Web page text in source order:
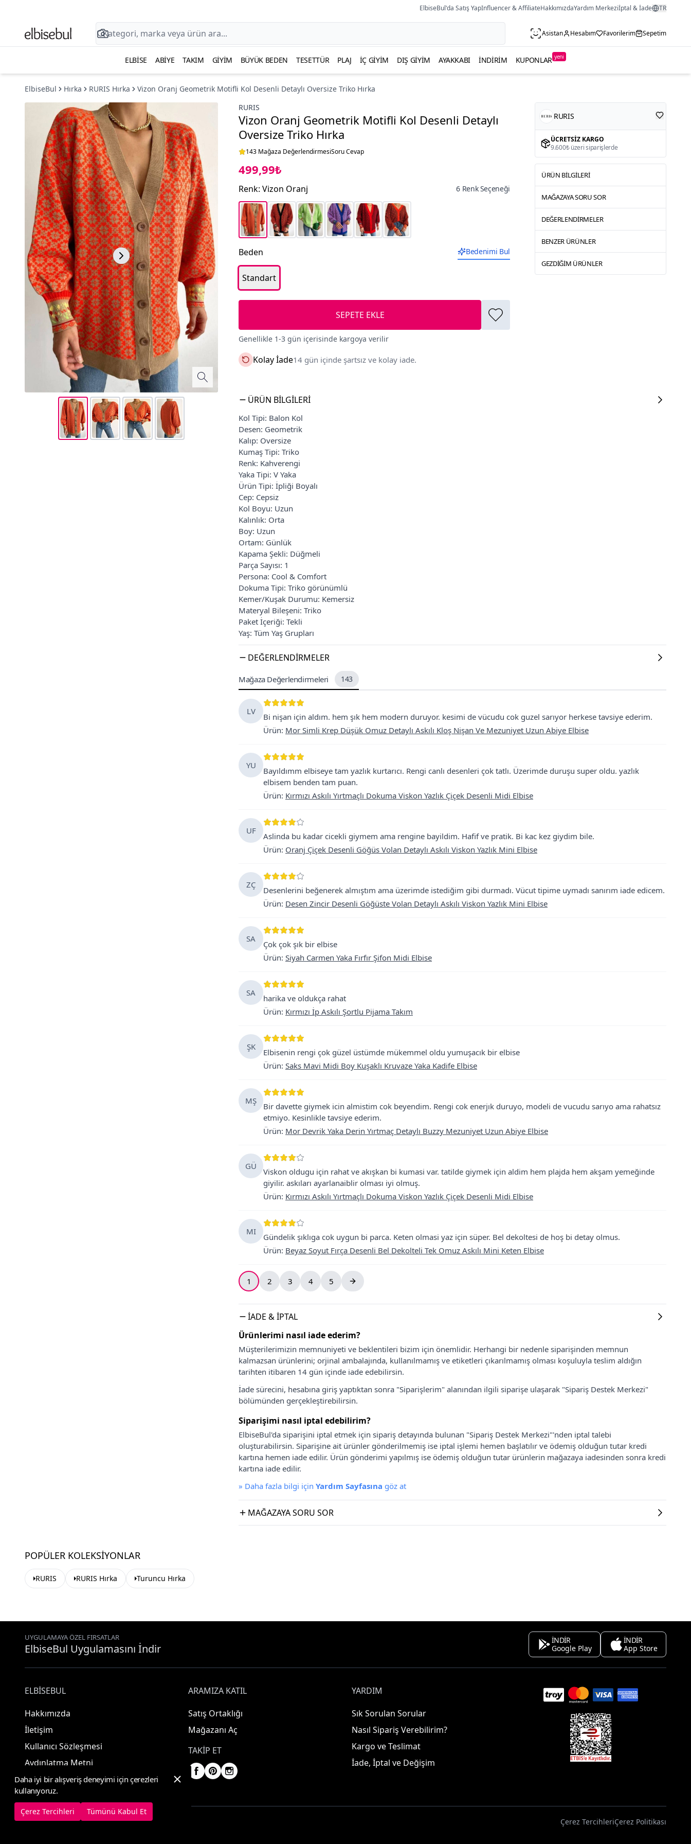
ElbiseBul'da Satış YapInfluencer & AffiliateHakkımızdaYardım Merkeziİptal & İade TR
Asistan Hesabım Favorilerim Sepetim
ELBISE ABIYE TAKIM GIYIM BÜYÜK BEDEN TESETTÜR PLAJ İÇ GIYIM DIŞ GIYIM AYAKKABI İNDIRIM KUPONLAR yeni
ElbiseBul Hırka RURIS Hırka
Vizon Oranj Geometrik Motifli Kol Desenli Detaylı Oversize Triko Hırka
RURIS
Vizon Oranj Geometrik Motifli Kol Desenli Detaylı
Oversize Triko Hırka
143 Mağaza DeğerlendirmesiSoru Cevap
499,99₺
Renk: Vizon Oranj 6 Renk Seçeneği
Beden Bedenimi Bul
Standart
SEPETE EKLE
Genellikle 1-3 gün içerisinde kargoya verilir
Kolay İade14 gün içinde şartsız ve kolay iade.
RURIS
ÜCRETSIZ KARGO
9.600₺ üzeri siparişlerde
ÜRÜN BILGILERI
MAĞAZAYA SORU SOR
DEĞERLENDIRMELER
BENZER ÜRÜNLER
GEZDIĞIM ÜRÜNLER
ÜRÜN BILGILERI
Kol Tipi: Balon Kol
Desen: Geometrik
Kalıp: Oversize
Kumaş Tipi: Triko
Renk: Kahverengi
Yaka Tipi: V Yaka
Ürün Tipi: İpliği Boyalı
Cep: Cepsiz
Kol Boyu: Uzun
Kalınlık: Orta
Boy: Uzun
Ortam: Günlük
Kapama Şekli: Düğmeli
Parça Sayısı: 1
Persona: Cool & Comfort
Dokuma Tipi: Triko görünümlü
Kemer/Kuşak Durumu: Kemersiz
Materyal Bileşeni: Triko
Paket İçeriği: Tekli
Yaş: Tüm Yaş Grupları
DEĞERLENDIRMELER
Mağaza Değerlendirmeleri 143
LV
Bi nişan için aldım. hem şık hem modern duruyor. kesimi de vücudu cok guzel sarıyor herkese tavsiye ederim.
Ürün: Mor Simli Krep Düşük Omuz Detaylı Askılı Kloş Nişan Ve Mezuniyet Uzun Abiye Elbise
YU
Bayıldımm elbiseye tam yazlık kurtarıcı. Rengi canlı desenleri çok tatlı. Üzerimde duruşu super oldu. yazlık
elbisem benden tam puan.
Ürün: Kırmızı Askılı Yırtmaçlı Dokuma Viskon Yazlık Çiçek Desenli Midi Elbise
UF
Aslinda bu kadar cicekli giymem ama rengine bayildim. Hafif ve pratik. Bi kac kez giydim bile.
Ürün: Oranj Çiçek Desenli Göğüs Volan Detaylı Askılı Viskon Yazlık Mini Elbise
ZÇ
Desenlerini beğenerek almıştım ama üzerimde istediğim gibi durmadı. Vücut tipime uymadı sanırım iade edicem.
Ürün: Desen Zincir Desenli Göğüste Volan Detaylı Askılı Viskon Yazlık Mini Elbise
SA
Çok çok şık bir elbise
Ürün: Siyah Carmen Yaka Fırfır Şifon Midi Elbise
SA
harika ve oldukça rahat
Ürün: Kırmızı İp Askılı Şortlu Pijama Takım
ŞK
Elbisenin rengi çok güzel üstümde mükemmel oldu yumuşacık bir elbise
Ürün: Saks Mavi Midi Boy Kuşaklı Kruvaze Yaka Kadife Elbise
MŞ
Bir davette giymek icin almistim cok beyendim. Rengi cok enerjık duruyo, modeli de vucudu sarıyo ama rahatsız
etmiyo. Kesinlikle tavsiye ederim.
Ürün: Mor Devrik Yaka Derin Yırtmaç Detaylı Buzzy Mezuniyet Uzun Abiye Elbise
GÜ
Viskon oldugu için rahat ve akışkan bi kumasi var. tatilde giymek için aldim hem plajda hem akşam yemeğinde
giyilir. askıları ayarlanaiblir olması iyi olmuş.
Ürün: Kırmızı Askılı Yırtmaçlı Dokuma Viskon Yazlık Çiçek Desenli Midi Elbise
MI
Gündelik şıklıga cok uygun bi parca. Keten olmasi yaz için süper. Bel dekoltesi de hoş bi detay olmus.
Ürün: Beyaz Soyut Fırça Desenli Bel Dekolteli Tek Omuz Askılı Mini Keten Elbise
1 2 3 4 5
İADE & İPTAL
Ürünlerimi nasıl iade ederim?
Müşterilerimizin memnuniyeti ve beklentileri bizim için önemlidir. Herhangi bir nedenle siparişinden memnun
kalmazsan ürünlerini; orjinal ambalajında, kullanılmamış ve etiketleri çıkarılmamış olması koşuluyla teslim aldığın
tarihten itibaren 14 gün içinde iade edebilirsin.
İade sürecini, hesabına giriş yaptıktan sonra "Siparişlerim" alanından ilgili siparişe ulaşarak "Sipariş Destek Merkezi"
bölümünden gerçekleştirebilirsin.
Siparişimi nasıl iptal edebilirim?
ElbiseBul'da siparişini iptal etmek için sipariş detayında bulunan "Sipariş Destek Merkezi"'nden iptal talebi
oluşturabilirsin. Siparişine ait ürünler gönderilmemiş ise iptal işlemi hemen başlatılır ve ödemiş olduğun tutar kredi
kartına hemen iade edilir. Ürün gönderimi yapılmış ise ödemiş olduğun tutar ürünlerin mağazaya iadesinden sonra kredi
kartına iade edilir.
» Daha fazla bilgi için Yardım Sayfasına göz at
MAĞAZAYA SORU SOR
POPÜLER KOLEKSIYONLAR
RURIS RURIS Hırka Turuncu Hırka
UYGULAMAYA ÖZEL FIRSATLAR
ElbiseBul Uygulamasını İndir
İNDİR
Google Play
İNDİR
App Store
ELBISEBUL
Hakkımızda
İletişim
Kullanıcı Sözleşmesi
Aydınlatma Metni
ARAMIZA KATIL
Satış Ortaklığı
Mağazanı Aç
TAKIP ET
YARDIM
Sık Sorulan Sorular
Nasıl Sipariş Verebilirim?
Kargo ve Teslimat
İade, İptal ve Değişim
© 2025 ElbiseBul -Her Hakkı Saklıdır Çerez TercihleriÇerez Politikası
Daha iyi bir alışveriş deneyimi için çerezleri
kullanıyoruz.
Çerez Tercihleri Tümünü Kabul Et